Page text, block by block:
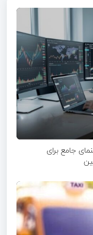
جامع برای